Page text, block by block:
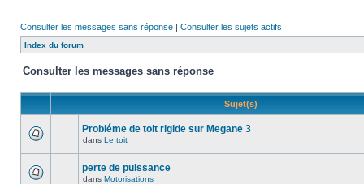
Consulter les messages sans réponse | Consulter les sujets actifs
Index du forum
Consulter les messages sans réponse
Sujet(s)
Probléme de toit rigide sur Megane 3
dans Le toit
perte de puissance
dans Motorisations